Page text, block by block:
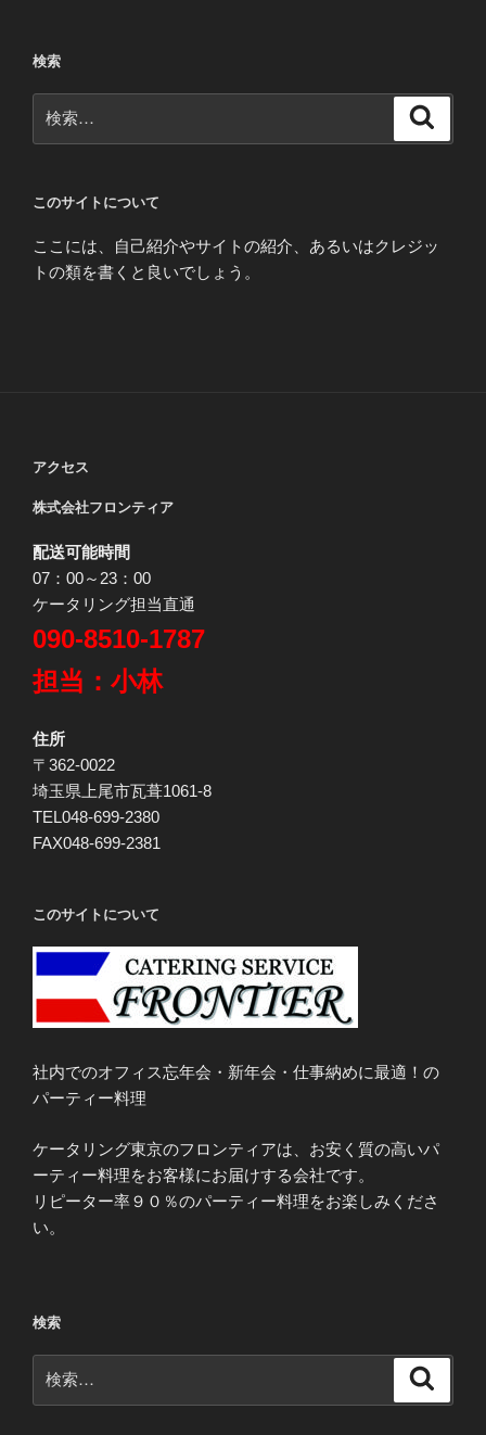
検索
索:
このサイトについて
ここには、自己紹介やサイトの紹介、あるいはクレジッ
トの類を書くと良いでしょう。
アクセス
株式会社フロンティア
配送可能時間
07：00～23：00
ケータリング担当直通
090-8510-1787
担当：小林
住所
〒362-0022
埼玉県上尾市瓦葺1061-8
TEL048-699-2380
FAX048-699-2381
このサイトについて
社内でのオフィス忘年会・新年会・仕事納めに最適！の
パーティー料理
ケータリング東京のフロンティアは、お安く質の高いパ
ーティー料理をお客様にお届けする会社です。
リピーター率９０％のパーティー料理をお楽しみくださ
い。
検索
索: